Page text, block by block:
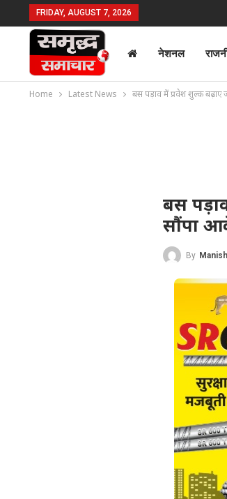
FRIDAY, AUGUST 7, 2026
नेशनल
Home Latest News बस पड़ाव में प्रवेश शुल्क बढ़ाए
बस
सौंपा
By